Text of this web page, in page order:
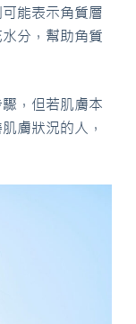
能表示角質層
分，幫助角質
，但若肌膚本
膚狀況的人，